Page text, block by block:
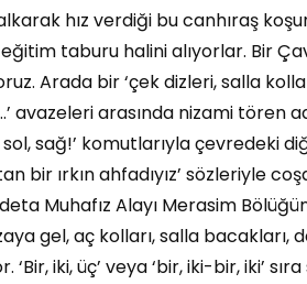
hız verdiği bu canhıraş
taburu halini alıyorlar. Bir
Arada bir ‘çek dizleri, salla
avazeleri arasında nizami tören
sol, sağ!’ komutlarıyla çevredeki
bir ırkın ahfadıyız’ sözleriyle
Muhafız Alayı Merasim
gel, aç kolları, salla bacakları,
‘Bir, iki, üç’ veya ‘bir, iki-bir, iki’